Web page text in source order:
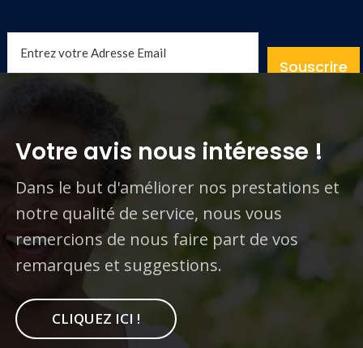
Souscrire
Votre avis nous intéresse !
Dans le but d'améliorer nos prestations et
notre qualité de service, nous vous
remercions de nous faire part de vos
remarques et suggestions.
CLIQUEZ ICI !